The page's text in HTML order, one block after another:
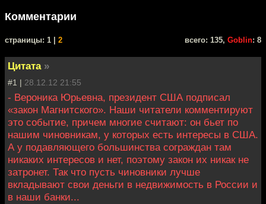
Комментарии
cтраницы: 1 | 2 всего: 135, Goblin: 8
Цитата »
#1 | 28.12.12 21:55
- Вероника Юрьевна, президент США подписал
«закон Магнитского». Наши читатели комментируют
это событие, причем многие считают: он бьет по
нашим чиновникам, у которых есть интересы в США.
А у подавляющего большинства сограждан там
никаких интересов и нет, поэтому закон их никак не
затронет. Так что пусть чиновники лучше
вкладывают свои деньги в недвижимость в России и
в наши банки...